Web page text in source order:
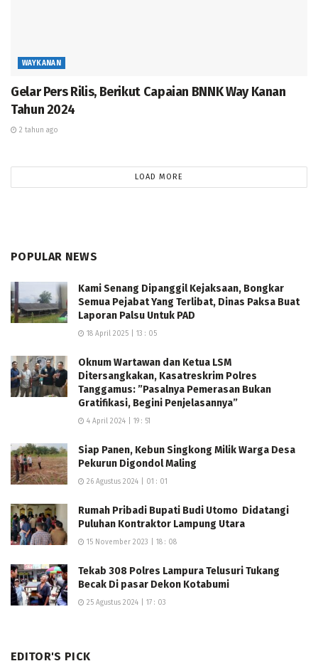
tujuh tahun,” Jelas Kapolsek.(
WAYKANAN
Gelar Pers Rilis, Berikut Capaian BNNK Way Kanan
Tahun 2024
2 tahun ago
LOAD MORE
POPULAR NEWS
Kami Senang Dipanggil Kejaksaan, Bongkar
Semua Pejabat Yang Terlibat, Dinas Paksa Buat
Laporan Palsu Untuk PAD
18 April 2025 | 13 : 05
Oknum Wartawan dan Ketua LSM
Ditersangkakan, Kasatreskrim Polres
Tanggamus: ”Pasalnya Pemerasan Bukan
Gratifikasi, Begini Penjelasannya”
4 April 2024 | 19 : 51
Siap Panen, Kebun Singkong Milik Warga Desa
Pekurun Digondol Maling
26 Agustus 2024 | 01 : 01
Rumah Pribadi Bupati Budi Utomo Didatangi
Puluhan Kontraktor Lampung Utara
15 November 2023 | 18 : 08
Tekab 308 Polres Lampura Telusuri Tukang
Becak Di pasar Dekon Kotabumi
25 Agustus 2024 | 17 : 03
EDITOR'S PICK